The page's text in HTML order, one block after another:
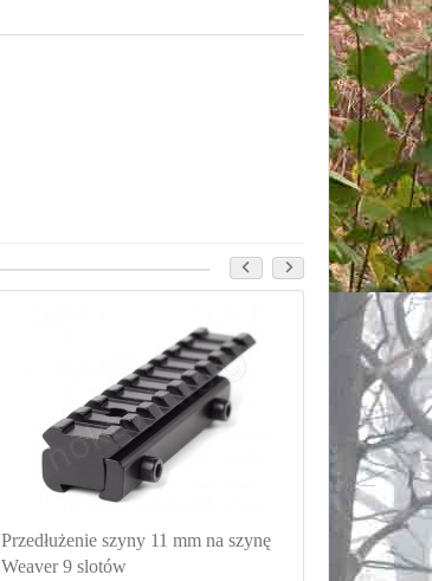
Przedłużenie szyny 11 mm na szynę
Weaver 9 slotów
Szyna